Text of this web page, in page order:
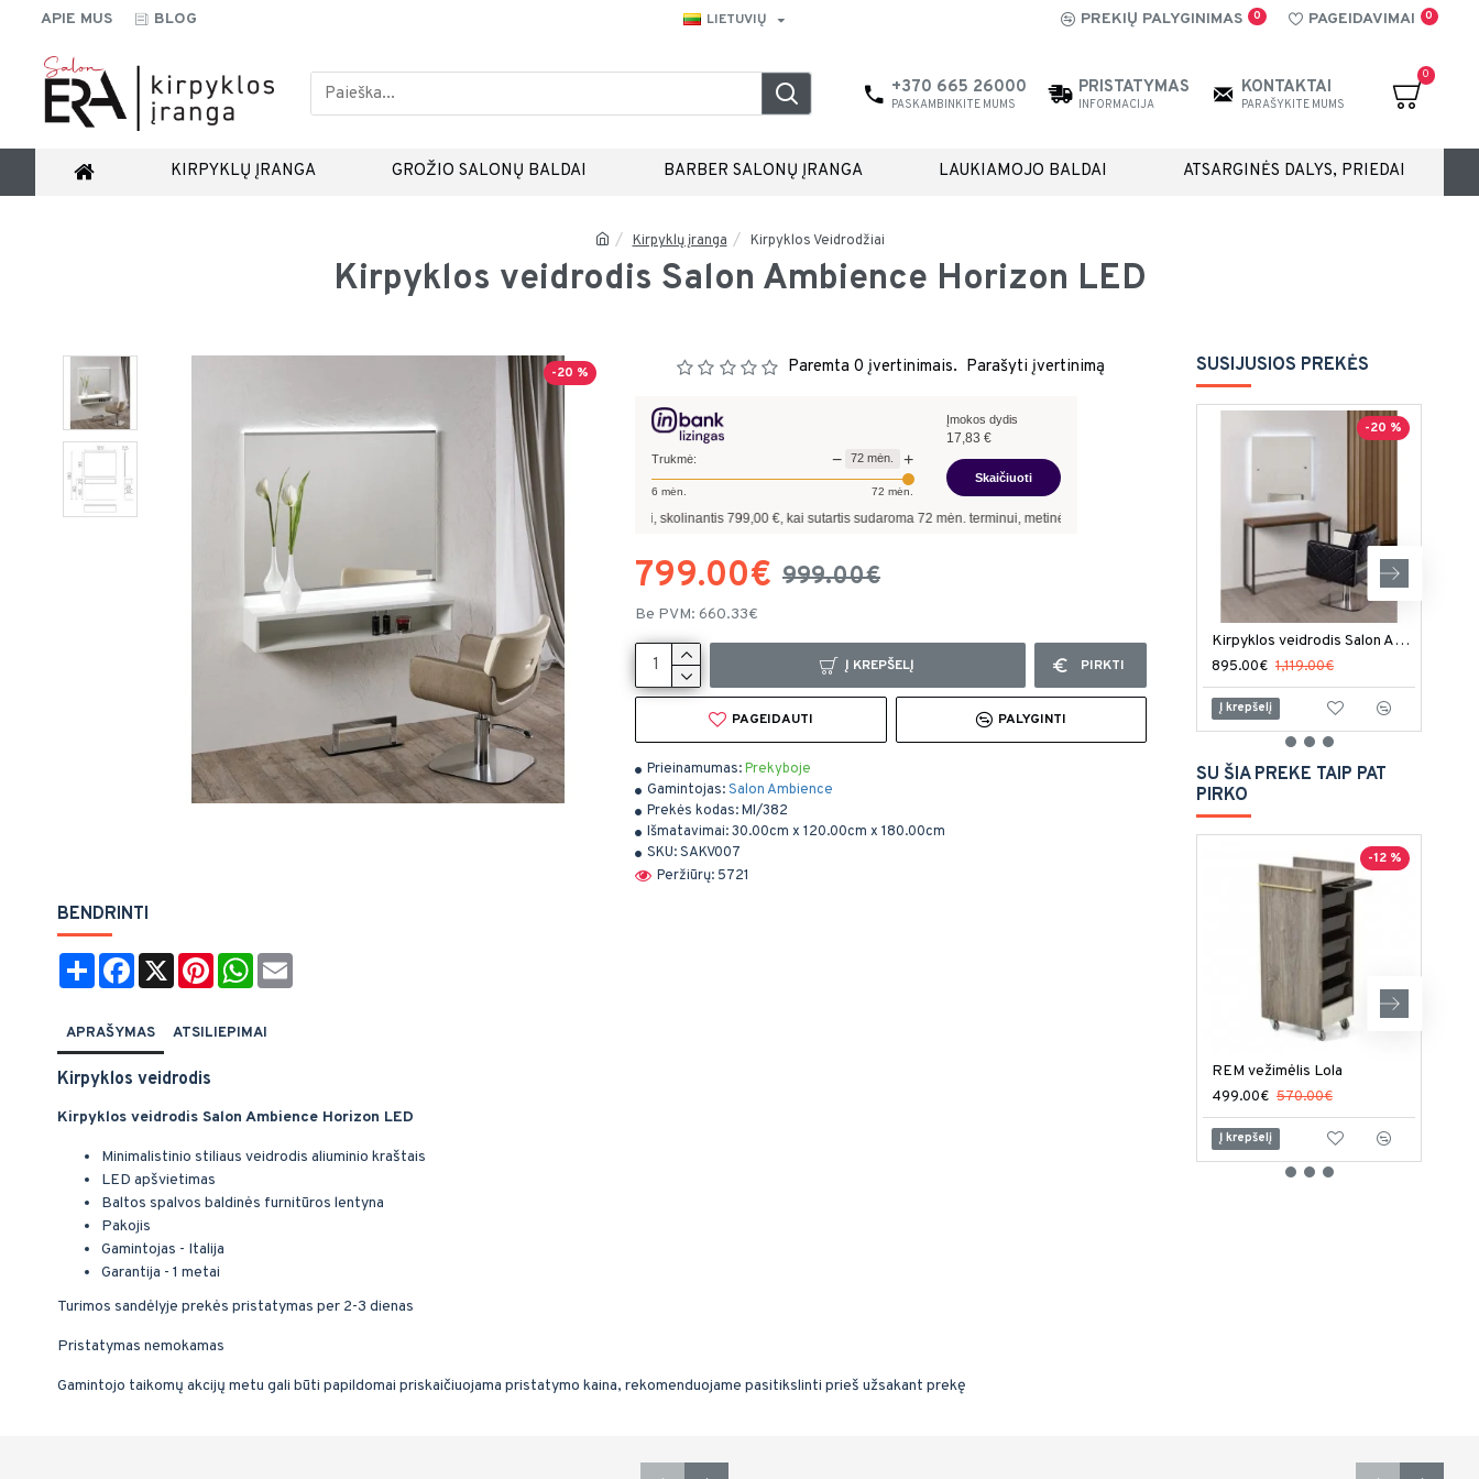
APIE MUS BLOG LIETUVIŲ PREKIŲ PALYGINIMAS 0 PAGEIDAVIMAI 0
+370 665 26000
PASKAMBINKITE MUMS
PRISTATYMAS
INFORMACIJA
KONTAKTAI
PARAŠYKITE MUMS
0
KIRPYKLŲ ĮRANGA GROŽIO SALONŲ BALDAI BARBER SALONŲ ĮRANGA LAUKIAMOJO BALDAI ATSARGINĖS DALYS, PRIEDAI
Kirpyklų įranga Kirpyklos Veidrodžiai
Kirpyklos veidrodis Salon Ambience Horizon LED
-20 %
Prieinamumas:Prekyboje
Gamintojas:Salon Ambience
Prekės kodas:MI/382
Išmatavimai:30.00cm x 120.00cm x 180.00cm
SKU:SAKV007
Peržiūrų: 5721
Paremta 0 įvertinimais. Parašyti įvertinimą
799.00€ 999.00€
Be PVM: 660.33€
Trukmė: − 72 mėn. +
6 mėn. 72 mėn.
Įmokos dydis
17,83 €
Skaičiuoti
Pavyzdžiui, skolinantis €, kai sutartis sudaroma72mėn. terminui, metinė palūkanų norma –9,90 , sutarties sudarymo mokestis -3,00%, mėnesio sutarties
Į KREPŠELĮ PIRKTI
PAGEIDAUTI PALYGINTI
BENDRINTI
Share Facebook
X PinterestWhatsApp
APRAŠYMAS ATSILIEPIMAI
Kirpyklos veidrodis
Kirpyklos veidrodis Salon Ambience Horizon LED
Minimalistinio stiliaus veidrodis aliuminio kraštais
LED apšvietimas
Baltos spalvos baldinės furnitūros lentyna
Pakojis
Gamintojas - Italija
Garantija - 1 metai
Turimos sandėlyje prekės pristatymas per 2-3 dienas
Pristatymas nemokamas
Gamintojo taikomų akcijų metu gali būti papildomai priskaičiuojama pristatymo kaina, rekomenduojame pasitikslinti prieš užsakant prekę
SUSIJUSIOS PREKĖS
-20 %
Kirpyklos veidrodis Salon Ambience London LED
895.00€ 1,119.00€
Į krepšelį
SU ŠIA PREKE TAIP PAT
PIRKO
-12 %
REM vežimėlis Lola
499.00€ 570.00€
Į krepšelį